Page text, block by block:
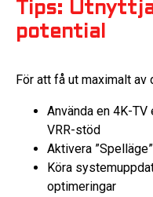
Tips:
potential
För att få ut maximalt
Använda en 4K-
VRR-stöd
Aktivera
Köra
optimeringar